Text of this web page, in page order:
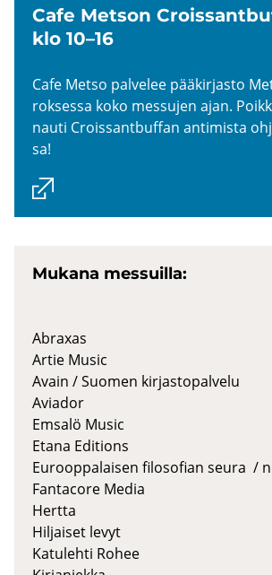
Cafe Met­son
klo 10–16
Cafe Metso pal­ve­lee pää­kir­jas­to
rok­ses­sa koko mes­su­jen ajan.
nauti Crois­sant­buf­fan an­ti­mis­ta
sa!
Mu­ka­na mes­suil­la:
Abraxas
Artie Music
Avain / Suomen kirjastopalvelu
Aviador
Emsalö Music
Etana Editions
Eurooppalaisen filosofian seura /
Fantacore Media
Hertta
Hiljaiset levyt
Katulehti Rohee